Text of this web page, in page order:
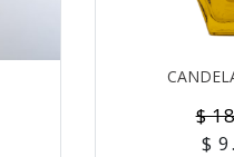
$
$